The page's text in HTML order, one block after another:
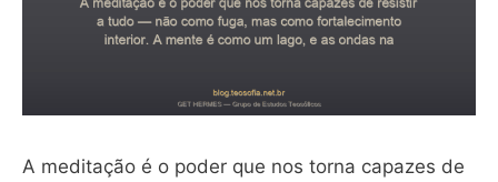
A meditação é o poder que nos torna capazes de